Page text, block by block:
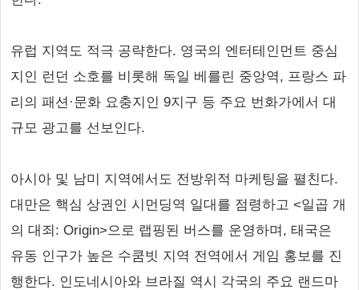
유럽 지역도 적극 공략한다. 영국의 엔터테인먼트 중심
지인 런던 소호를 비롯해 독일 베를린 중앙역, 프랑스 파
리의 패션·문화 요충지인 9지구 등 주요 번화가에서 대
규모 광고를 선보인다.
아시아 및 남미 지역에서도 전방위적 마케팅을 펼친다.
대만은 핵심 상권인 시먼딩역 일대를 점령하고 <일곱 개
의 대죄: Origin>으로 랩핑된 버스를 운영하며, 태국은
유동 인구가 높은 수쿰빗 지역 전역에서 게임 홍보를 진
행한다. 인도네시아와 브라질 역시 각국의 주요 랜드마